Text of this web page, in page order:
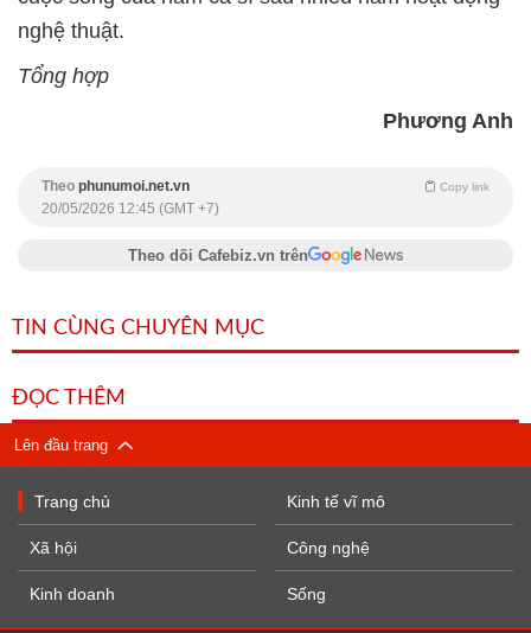
nghệ thuật.
Tổng hợp
Phương Anh
Theo phunumoi.net.vn Copy link
20/05/2026 12:45 (GMT +7)
Theo dõi Cafebiz.vn trên
TIN CÙNG CHUYÊN MỤC
ĐỌC THÊM
Lên đầu trang
Trang chủ
Xã hội
Kinh doanh
Kinh tế vĩ mô
Công nghệ
Sống